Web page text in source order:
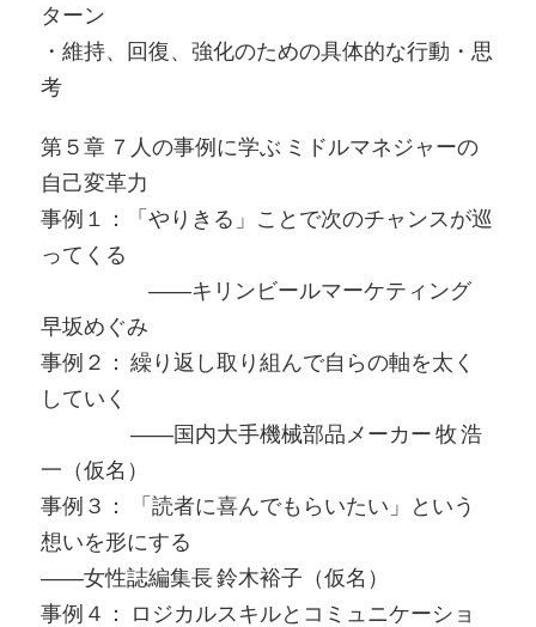
ターン
・維持、回復、強化のための具体的な行動・思
考
第５章 ７人の事例に学ぶ ミドルマネジャーの
自己変革力
事例１：「やりきる」ことで次のチャンスが巡
ってくる
――キリンビールマーケティング
早坂めぐみ
事例２： 繰り返し取り組んで自らの軸を太く
していく
――国内大手機械部品メーカー 牧 浩
一（仮名）
事例３： 「読者に喜んでもらいたい」という
想いを形にする
――女性誌編集長 鈴木裕子（仮名）
事例４： ロジカルスキルとコミュニケーショ